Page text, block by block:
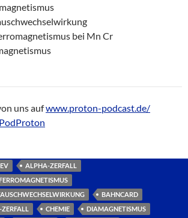
bei Mn Cr
uns aufwww.proton-podcast.de/
ALPHA-ZERFALL
BAHNCARD
CHEMIE
DIAMAGNETISMUS